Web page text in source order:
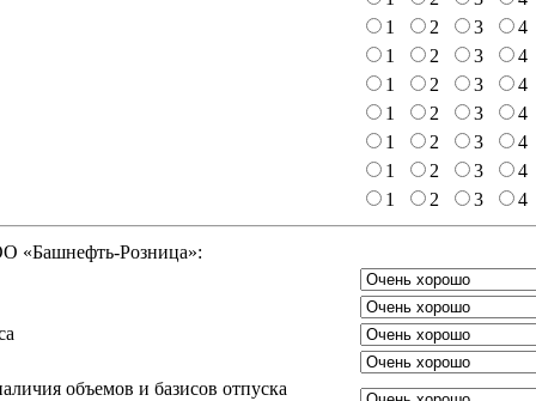
1
2 3
4
1
2 3
4
1
2 3
4
1
2 3
4
1
2 3
4
1
2 3
4
1
2 3 4
«Башнефть-Розница»:
объемов и базисов отпуска